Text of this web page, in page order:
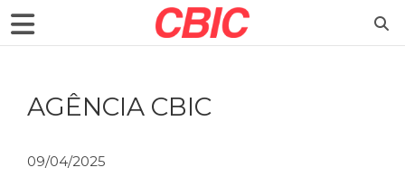
AGÊNCIA CBIC
09/04/2025